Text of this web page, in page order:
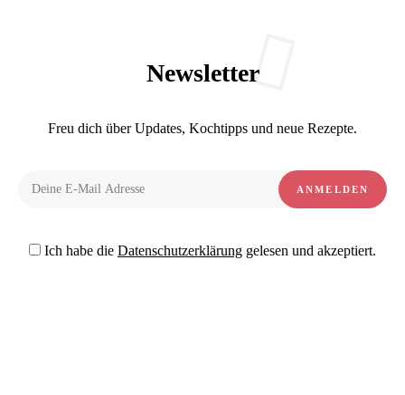
Newsletter
Freu dich über Updates, Kochtipps und neue Rezepte.
Ich habe die Datenschutzerklärung gelesen und akzeptiert.